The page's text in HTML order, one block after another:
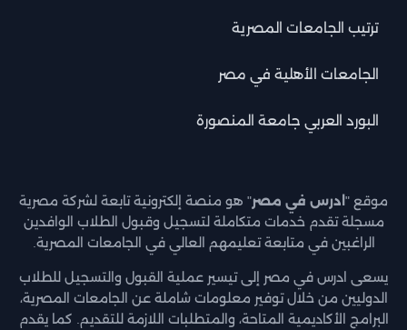
ترتيب الجامعات المصرية
الجامعات الأهلية في مصر
البورد العربي جامعة المنصورة
موقع " ادرس في مصر" هو منصة إلكترونية تابعة لشركة مصرية
مسجلة تقدم خدمات متكاملة لتسجيل وقبول الطلاب الوافدين
الراغبين في متابعة تعليمهم العالي في الجامعات المصرية.
يسعى ادرس في مصر إلى تيسير عملية القبول والتسجيل للطلاب
الدوليين من خلال توفير معلومات شاملة عن الجامعات المصرية،
البرامج الأكاديمية المتاحة، والمتطلبات اللازمة للتقديم. كما يقدم